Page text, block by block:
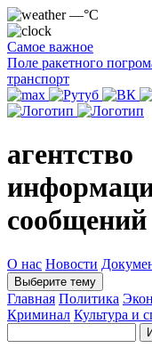
—°C
Самое важное
Поле ракетного
транспорт
агентство
сообщений
О нас Новости
Выберите тему
Главная Политика
Криминал Культура и